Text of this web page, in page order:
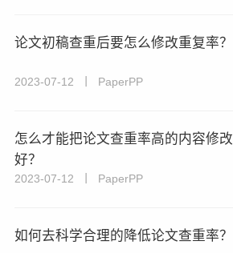
论文初稿查重后要怎么修改重复率？
2023-07-12 丨 PaperPP
怎么才能把论文查重率高的内容修改
好？
2023-07-12 丨 PaperPP
如何去科学合理的降低论文查重率？